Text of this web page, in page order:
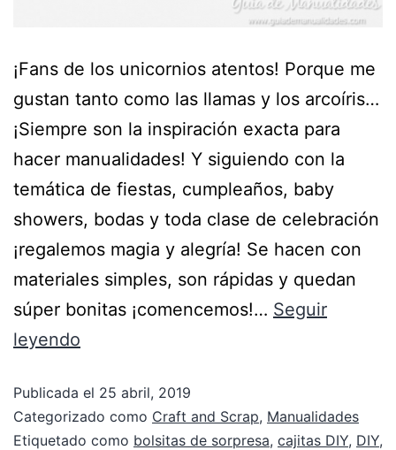
¡Fans de los unicornios atentos! Porque me
gustan tanto como las llamas y los arcoíris…
¡Siempre son la inspiración exacta para
hacer manualidades! Y siguiendo con la
temática de fiestas, cumpleaños, baby
showers, bodas y toda clase de celebración
¡regalemos magia y alegría! Se hacen con
materiales simples, son rápidas y quedan
súper bonitas ¡comencemos!… Seguir
leyendo
Publicada el 25 abril, 2019
Categorizado como Craft and Scrap, Manualidades
Etiquetado como bolsitas de sorpresa, cajitas DIY, DIY,